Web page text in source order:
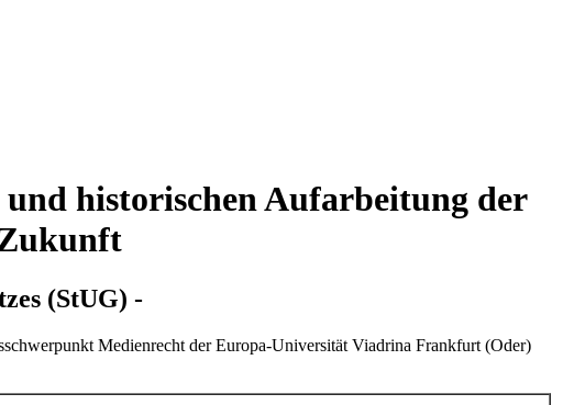
historischen Aufarbeitung der
(StUG) -
Medienrecht der Europa-Universität Viadrina Frankfurt (Oder)